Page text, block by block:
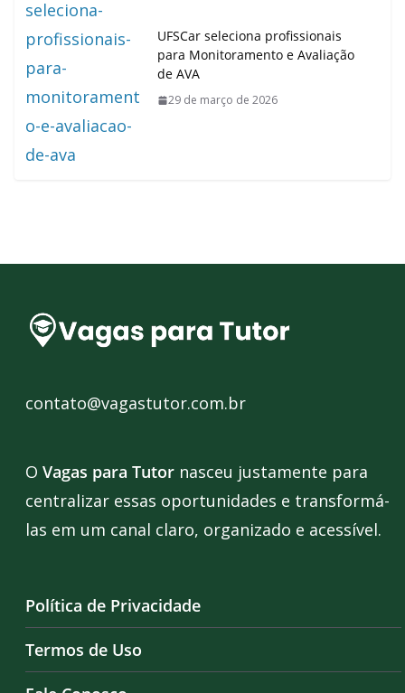
UFSCar seleciona profissionais
para Monitoramento e Avaliação
de AVA
29 de março de 2026
contato@vagastutor.com.br
O Vagas para Tutor nasceu justamente para
centralizar essas oportunidades e transformá-
las em um canal claro, organizado e acessível.
Política de Privacidade
Termos de Uso